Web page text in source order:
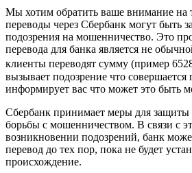
Мы хотим обратить ваше внимание на
переводы через Сбербанк могут быть
подозрения на мошенничество. Это
перевода для банка является не
клиенты переводят сумму (пример
вызывает подозрение что совершается
информирует вас что может это быть
Сбербанк принимает меры для защиты
борьбы с мошенничеством. В связи с
возникновении подозрений, банк
перевод до тех пор, пока не будет
происхождение.